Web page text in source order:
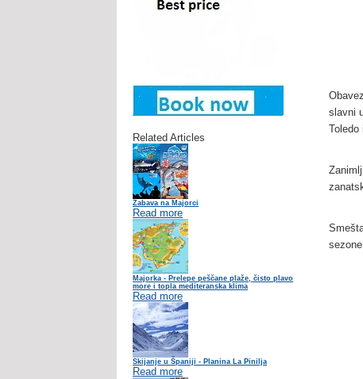
Related Articles
Zabava na Majorci
Read more
Majorka - Prelepe peščane plaže, čisto plavo
more i topla mediteranska klima
Read more
Skijanje u Španiji - Planina La Pinilja
Read more
slavni